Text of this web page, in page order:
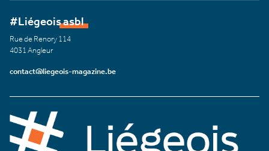
#Liégeois asbl
Rue de Renory 114
4031 Angleur
contact@liegeois-magazine.be